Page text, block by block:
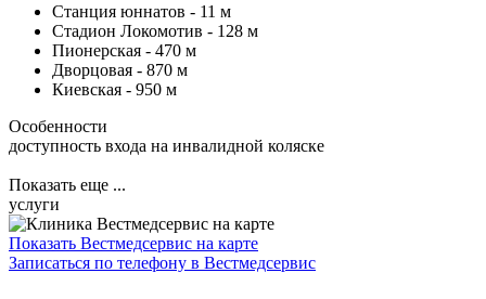
Станция юннатов - 11 м
Стадион Локомотив - 128 м
Пионерская - 470 м
Дворцовая - 870 м
Киевская - 950 м
Особенности
доступность входа на инвалидной коляске
Показать еще ...
услуги
Показать Вестмедсервис на карте
Записаться по телефону в Вестмедсервис